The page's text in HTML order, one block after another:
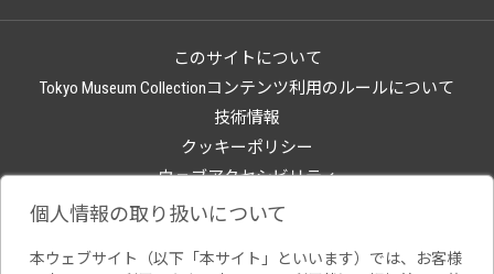
このサイトについて
Tokyo Museum Collectionコンテンツ利用のルールについて
技術情報
クッキーポリシー
ウェブアクセシビリティ
関連サイト
個人情報の取り扱いについて
本ウェブサイト（以下「本サイト」といいます）では、お客様